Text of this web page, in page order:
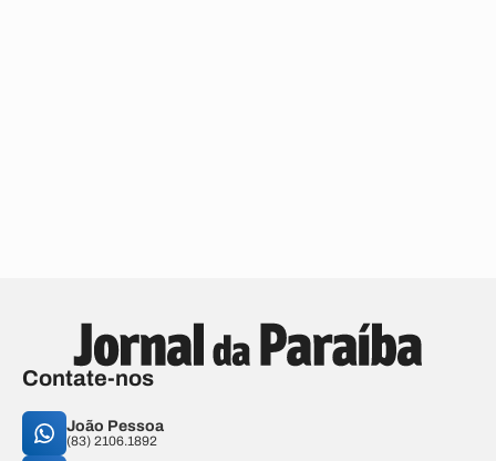
Contate-nos
João Pessoa
(83) 2106.1892